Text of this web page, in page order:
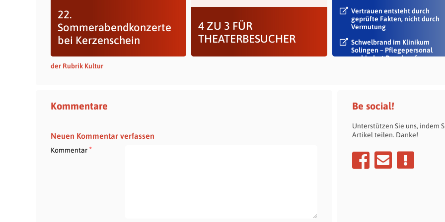
22.
Sommerabendkonzerte
bei Kerzenschein
4 ZU 3 FÜR
THEATERBESUCHER
Vertrauen entsteht durch
geprüfte Fakten, nicht durch
Vermutung
Schwelbrand im Klinikum
Solingen – Pflegepersonal
verhindert Rauch auf...
der Rubrik Kultur
Kommentare
Neuen Kommentar verfassen
Kommentar*
Be social!
Unterstützen Sie uns, indem
Artikel teilen. Danke!